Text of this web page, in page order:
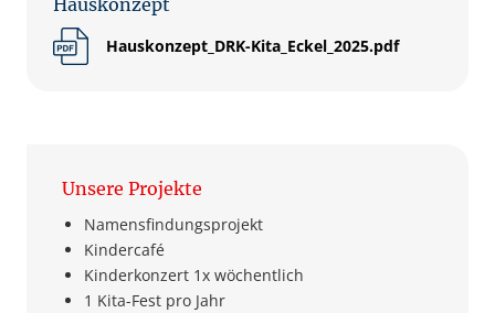
Hauskonzept_DRK-Kita_Eckel_2025.pdf
Unsere Projekte
Namensfindungsprojekt
Kindercafé
Kinderkonzert 1x wöchentlich
1 Kita-Fest pro Jahr